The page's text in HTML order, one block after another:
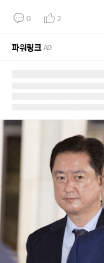
0 2
파워링크AD